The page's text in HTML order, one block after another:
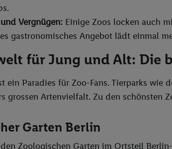
Vergnügen: Einige Zoos locken auch
gastronomisches Angebot lädt einmal
für Jung und Alt: Die
ein Paradies für Zoo-Fans. Tierparks
grossen Artenvielfalt. Zu den schönsten
Garten Berlin
Zoologischen Garten im Ortsteil